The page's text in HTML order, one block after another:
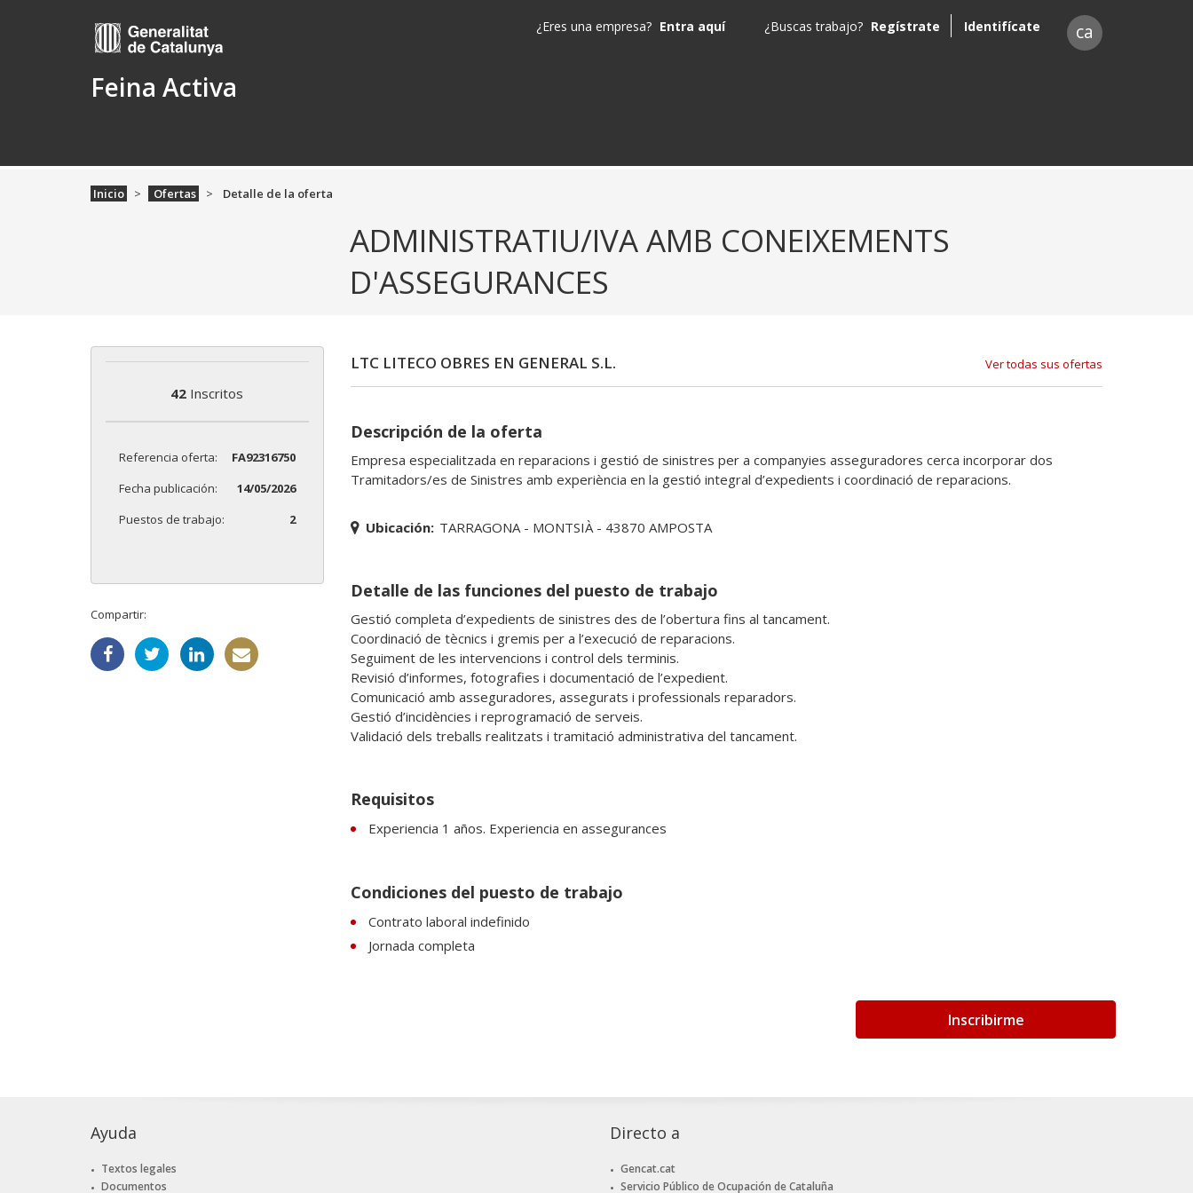
Feina Activa
¿Eres una empresa? Entra aquí ¿Buscas trabajo? Regístrate Identifícate ca
Inicio Ofertas Detalle de la oferta
ADMINISTRATIU/IVA AMB CONEIXEMENTS
D'ASSEGURANCES
42 Inscritos
Referencia oferta:
FA92316750
Fecha publicación:
14/05/2026
Puestos de trabajo:
2
Compartir:
LTC LITECO OBRES EN GENERAL S.L. Ver todas sus ofertas
Descripción de la oferta
Empresa especialitzada en reparacions i gestió de sinistres per a companyies asseguradores cerca incorporar dos
Tramitadors/es de Sinistres amb experiència en la gestió integral d’expedients i coordinació de reparacions.
Ubicación: TARRAGONA - MONTSIÀ - 43870 AMPOSTA
Detalle de las funciones del puesto de trabajo
Gestió completa d’expedients de sinistres des de l’obertura fins al tancament.
Coordinació de tècnics i gremis per a l’execució de reparacions.
Seguiment de les intervencions i control dels terminis.
Revisió d’informes, fotografies i documentació de l’expedient.
Comunicació amb asseguradores, assegurats i professionals reparadors.
Gestió d’incidències i reprogramació de serveis.
Validació dels treballs realitzats i tramitació administrativa del tancament.
Requisitos
Experiencia 1 años. Experiencia en assegurances
Condiciones del puesto de trabajo
Contrato laboral indefinido
Jornada completa
Inscribirme
Ayuda
Textos legales
Documentos
Directo a
Gencat.cat
Servicio Público de Ocupación de Cataluña